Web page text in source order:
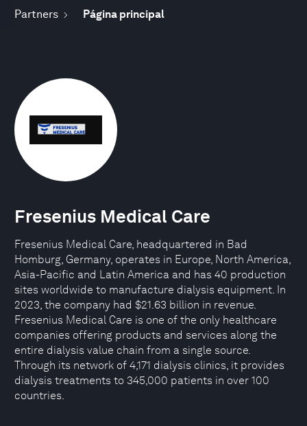
Partners Página principal
Fresenius Medical Care
Fresenius Medical Care, headquartered in Bad
Homburg, Germany, operates in Europe, North America,
Asia-Pacific and Latin America and has 40 production
sites worldwide to manufacture dialysis equipment. In
2023, the company had $21.63 billion in revenue.
Fresenius Medical Care is one of the only healthcare
companies offering products and services along the
entire dialysis value chain from a single source.
Through its network of 4,171 dialysis clinics, it provides
dialysis treatments to 345,000 patients in over 100
countries.